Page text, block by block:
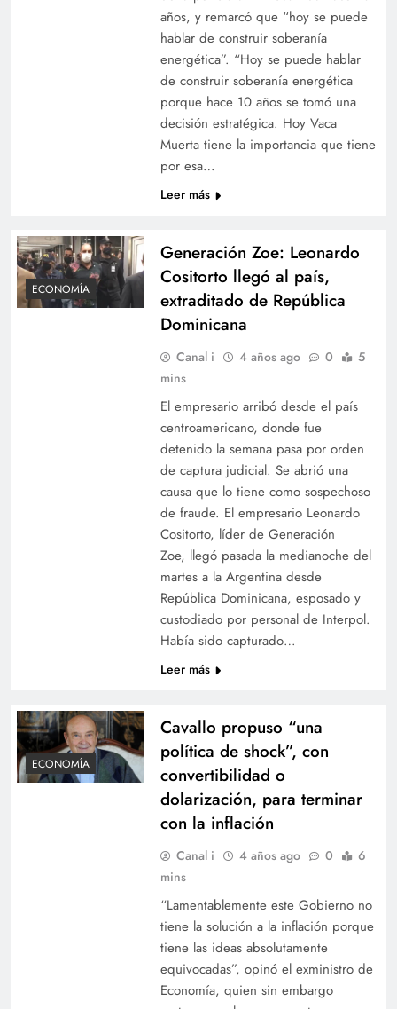
años, y remarcó que “hoy se puede
hablar de construir soberanía
energética”. “Hoy se puede hablar
de construir soberanía energética
porque hace 10 años se tomó una
decisión estratégica. Hoy Vaca
Muerta tiene la importancia que tiene
por esa…
Leer más
ECONOMÍA
Generación Zoe: Leonardo
Cositorto llegó al país,
extraditado de República
Dominicana
Canal i 4 años ago 0
5
mins
El empresario arribó desde el país
centroamericano, donde fue
detenido la semana pasa por orden
de captura judicial. Se abrió una
causa que lo tiene como sospechoso
de fraude. El empresario Leonardo
Cositorto, líder de Generación
Zoe, llegó pasada la medianoche del
martes a la Argentina desde
República Dominicana, esposado y
custodiado por personal de Interpol.
Había sido capturado…
Leer más
ECONOMÍA
Cavallo propuso “una
política de shock”, con
convertibilidad o
dolarización, para terminar
con la inflación
Canal i 4 años ago 0
6
mins
“Lamentablemente este Gobierno no
tiene la solución a la inflación porque
tiene las ideas absolutamente
equivocadas”, opinó el exministro de
Economía, quien sin embargo